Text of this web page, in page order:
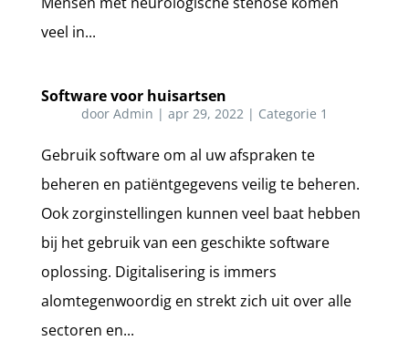
veel in...
Software voor huisartsen
door Admin | apr 29, 2022| Categorie 1
Gebruik software om al uw afspraken te
beheren en patiëntgegevens veilig te beheren.
Ook zorginstellingen kunnen veel baat hebben
bij het gebruik van een geschikte software
oplossing. Digitalisering is immers
alomtegenwoordig en strekt zich uit over alle
sectoren en...